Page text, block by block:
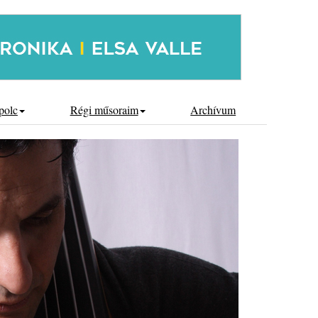
Régi műsoraim Archívum